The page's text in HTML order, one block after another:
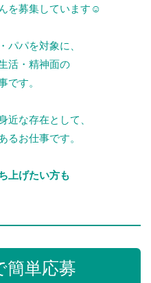
を募集しています☺︎
パを対象に、
活・精神面の
す。
な存在として、
るお仕事です。
上げたい方も
単応募